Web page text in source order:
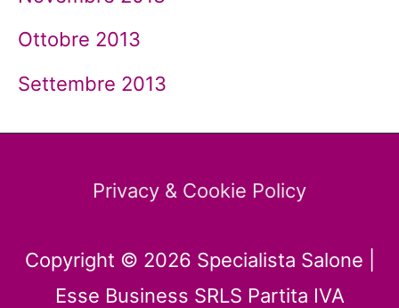
Ottobre 2013
Settembre 2013
Privacy & Cookie Policy
Copyright © 2026 Specialista Salone
Esse Business SRLS Partita IVA